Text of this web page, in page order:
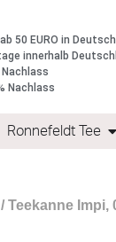
50 EURO in
innerhalb
Nachlass
Ronnefeldt Tee
/ Teekanne Impi,